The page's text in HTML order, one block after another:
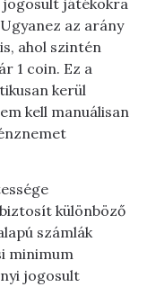
az arány
ahol szintén
1 coin. Ez a
kerül
kell manuálisan
különböző
számlák
minimum
jogosult